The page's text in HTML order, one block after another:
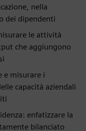
nella
dei dipendenti
le attività
che aggiungono
e misurare i
capacità aziendali
enfatizzare la
bilanciato